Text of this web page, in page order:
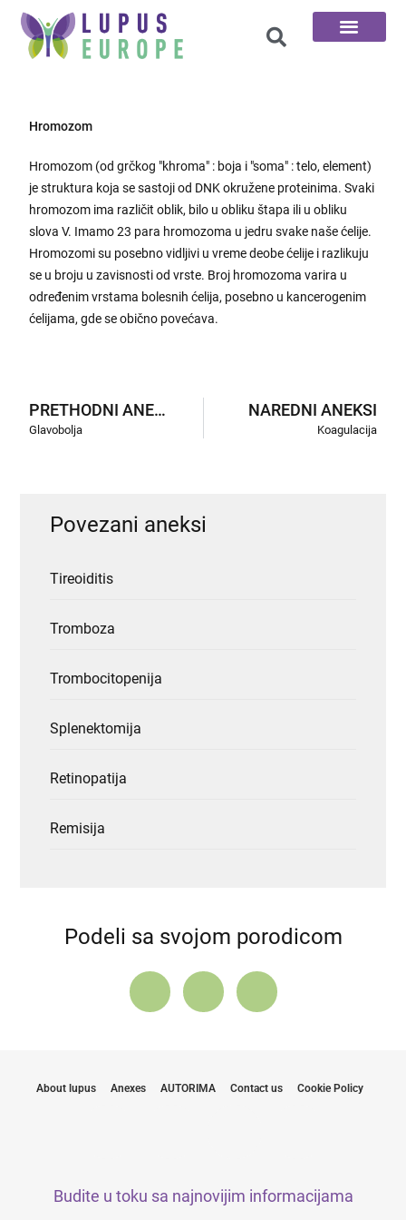
Hromozom
Hromozom (od grčkog "khroma" : boja i "soma" : telo, element)
je struktura koja se sastoji od DNK okružene proteinima. Svaki
hromozom ima različit oblik, bilo u obliku štapa ili u obliku
slova V. Imamo 23 para hromozoma u jedru svake naše ćelije.
Hromozomi su posebno vidljivi u vreme deobe ćelije i razlikuju
se u broju u zavisnosti od vrste. Broj hromozoma varira u
određenim vrstama bolesnih ćelija, posebno u kancerogenim
ćelijama, gde se obično povećava.
PRETHODNI ANEKSI
Glavobolja
NAREDNI ANEKSI
Koagulacija
Povezani aneksi
Tireoiditis
Tromboza
Trombocitopenija
Splenektomija
Retinopatija
Remisija
Podeli sa svojom porodicom
About lupus Anexes AUTORIMA Contact us Cookie Policy
Budite u toku sa najnovijim informacijama